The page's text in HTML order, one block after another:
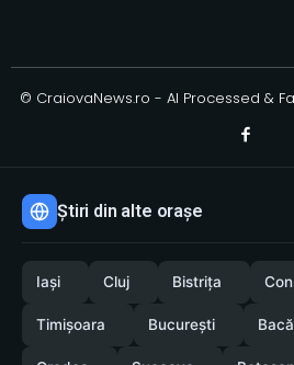
© CraiovaNews.ro - AI Processed &
Știri din alte orașe
Iași Cluj Bistrița
Timișoara București